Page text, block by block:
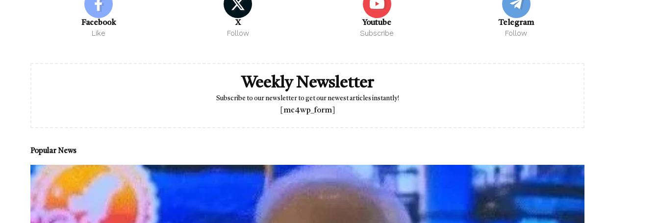
Facebook
Like
X
Follow
Youtube
Subscribe
Telegram
Follow
Weekly Newsletter
Subscribe to our newsletter to get our newest articles instantly!
[mc4wp_form]
Popular News